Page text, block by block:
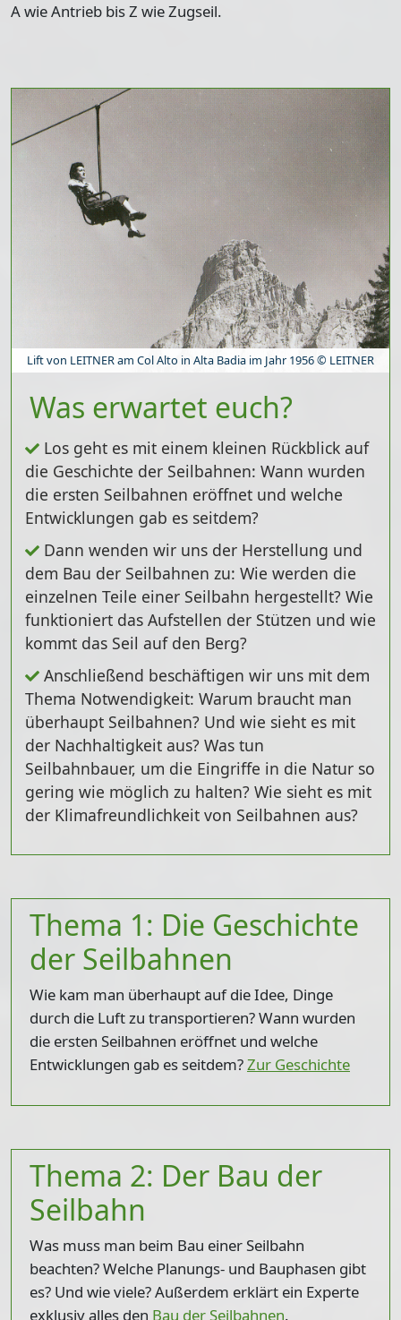
A wie Antrieb bis Z wie Zugseil.
Lift von LEITNER am Col Alto in Alta Badia im Jahr 1956 © LEITNER
Was erwartet euch?
Los geht es mit einem kleinen Rückblick auf
die Geschichte der Seilbahnen: Wann wurden
die ersten Seilbahnen eröffnet und welche
Entwicklungen gab es seitdem?
Dann wenden wir uns der Herstellung und
dem Bau der Seilbahnen zu: Wie werden die
einzelnen Teile einer Seilbahn hergestellt? Wie
funktioniert das Aufstellen der Stützen und wie
kommt das Seil auf den Berg?
Anschließend beschäftigen wir uns mit dem
Thema Notwendigkeit: Warum braucht man
überhaupt Seilbahnen? Und wie sieht es mit
der Nachhaltigkeitaus? Was tun
Seilbahnbauer, um die Eingriffe in die Natur so
gering wie möglich zu halten? Wie sieht es mit
der Klimafreundlichkeit von Seilbahnen aus?
Thema 1: Die Geschichte
der Seilbahnen
Wie kam man überhaupt auf die Idee, Dinge
durch die Luft zu transportieren? Wann wurden
die ersten Seilbahnen eröffnet und welche
Entwicklungen gab es seitdem?Zur Geschichte
Thema 2: Der Bau der
Seilbahn
Was muss man beim Bau einer Seilbahn
beachten? Welche Planungs- und Bauphasen gibt
es? Und wie viele? Außerdem erklärt ein Experte
exklusiv alles den Bau der Seilbahnen.